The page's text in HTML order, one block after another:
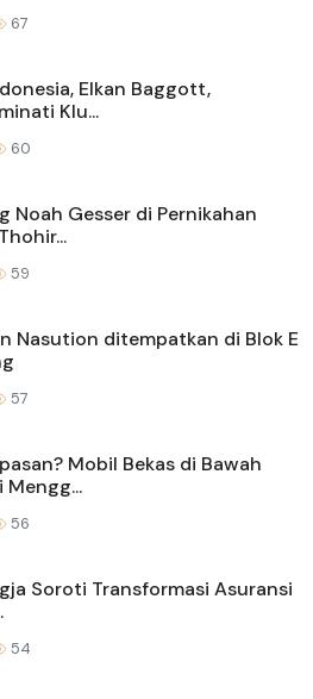
67
Elkan Baggott,
Klu...
60
Noah Gesser di Pernikahan
59
Nasution ditempatkan di Blok E
57
Mobil Bekas di Bawah
Mengg...
56
Soroti Transformasi Asuransi
54